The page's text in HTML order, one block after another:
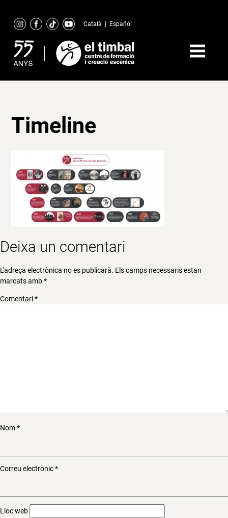
content
Català Español
Timeline
Deixa un comentari
L'adreça electrònica no es publicarà. Els camps necessaris estan
marcats amb*
Comentari*
Nom*
Correu electrònic*
Lloc web